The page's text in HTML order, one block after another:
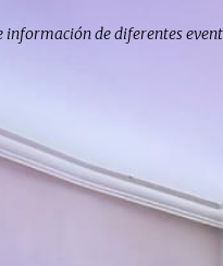
de diferentes